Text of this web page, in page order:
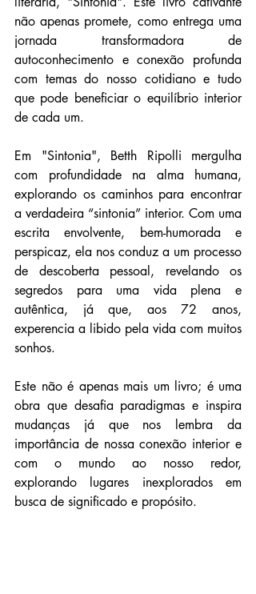
não apenas promete, como entrega uma
jornada transformadora de
autoconhecimento e conexão profunda
com temas do nosso cotidiano e tudo
que pode beneficiar o equilíbrio interior
de cada um.
Em "Sintonia", Betth Ripolli mergulha
com profundidade na alma humana,
explorando os caminhos para encontrar
a verdadeira “sintonia” interior. Com uma
escrita envolvente, bem-humorada e
perspicaz, ela nos conduz a um processo
de descoberta pessoal, revelando os
segredos para uma vida plena e
autêntica, já que, aos 72 anos,
experencia a libido pela vida com muitos
sonhos.
Este não é apenas mais um livro; é uma
obra que desafia paradigmas e inspira
mudanças já que nos lembra da
importância de nossa conexão interior e
com o mundo ao nosso redor,
explorando lugares inexplorados em
busca de significado e propósito.